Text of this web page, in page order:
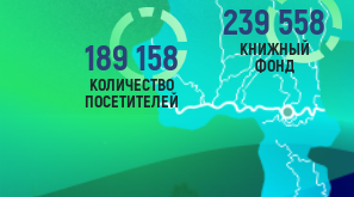
189 158
КОЛИЧЕСТВО
ПОСЕТИТЕЛЕЙ
239 558
КНИЖНЫЙ
ФОНД